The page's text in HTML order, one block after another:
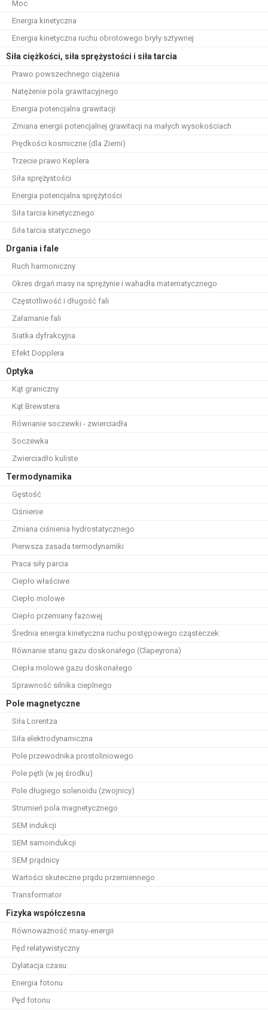
Moc
Energia kinetyczna
Energia kinetyczna ruchu obrotowego bryły sztywnej
Siła ciężkości, siła sprężystości i siła tarcia
Prawo powszechnego ciążenia
Natężenie pola grawitacyjnego
Energia potencjalna grawitacji
Zmiana energii potencjalnej grawitacji na małych wysokościach
Prędkości kosmiczne (dla Ziemi)
Trzecie prawo Keplera
Siła sprężystości
Energia potencjalna sprężytości
Siła tarcia kinetycznego
Siła tarcia statycznego
Drgania i fale
Ruch harmoniczny
Okres drgań masy na sprężynie i wahadła matematycznego
Częstotliwość i długość fali
Załamanie fali
Siatka dyfrakcyjna
Efekt Dopplera
Optyka
Kąt graniczny
Kąt Brewstera
Równanie soczewki - zwierciadła
Soczewka
Zwierciadło kuliste
Termodynamika
Gęstość
Ciśnienie
Zmiana ciśnienia hydrostatycznego
Pierwsza zasada termodynamiki
Praca siły parcia
Ciepło właściwe
Ciepło molowe
Ciepło przemiany fazowej
Średnia energia kinetyczna ruchu postępowego cząsteczek
Równanie stanu gazu doskonałego (Clapeyrona)
Ciepła molowe gazu doskonałego
Sprawność silnika cieplnego
Pole magnetyczne
Siła Lorentza
Siła elektrodynamiczna
Pole przewodnika prostoliniowego
Pole pętli (w jej środku)
Pole długiego solenoidu (zwojnicy)
Strumień pola magnetycznego
SEM indukcji
SEM samoindukcji
SEM prądnicy
Wartości skuteczne prądu przemiennego
Transformator
Fizyka współczesna
Równoważność masy-energii
Pęd relatywistyczny
Dylatacja czasu
Energia fotonu
Pęd fotonu